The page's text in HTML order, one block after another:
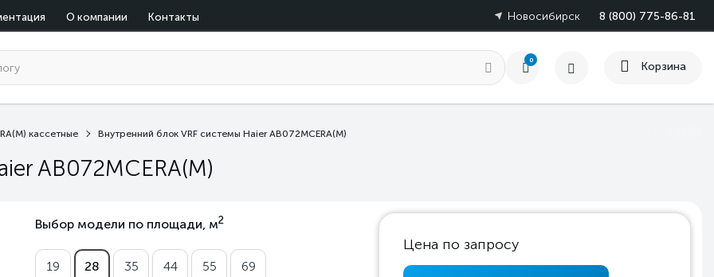
О компании Контакты 8 (800) 775-86-81
Новосибирск
0
Корзина
кассетные Внутренний блок VRF системы Haier AB072MCERA(M)
AB072MCERA(M)
Выбор модели по площади, м2
19 28 35 44 55 69
Цена по запросу